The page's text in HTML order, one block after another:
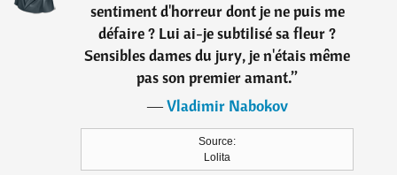
sentiment d'horreur dont je ne puis me
défaire ? Lui ai-je subtilisé sa fleur ?
Sensibles dames du jury, je n'étais même
pas son premier amant.”
―Vladimir Nabokov
Source:
Lolita